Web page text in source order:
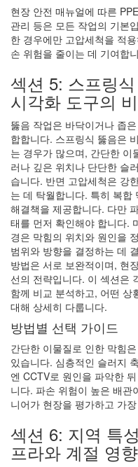
현장 안전 매뉴얼에 따른
관리 등은 모든 작업의 기본
한 경우에만 고압세척을 적
손 위험을 줄이는 데 기여합
섹션 5: 스프링
시각화 도구의
뚫음 작업은 바닥이거나 좁
합합니다. 스프링식 뚫음은
는 경우가 많으며, 간단한 이
러나 깊은 위치나 단단한 슬
습니다. 반면 고압세척은 강
는 데 탁월합니다. 특히 복합
해결책을 제공합니다. 다만
태를 먼저 확인해야 합니다.
경은 막힘의 위치와 원인을
범위와 방향을 결정하는 데
방법은 서로 보완적이며, 현
선의 전략입니다. 이 섹션은
함께 비교 분석하고, 어떤 상
대해 상세히 다룹니다.
방법별 선택 가이드
간단한 이물질로 인한 막힘
있습니다. 심층적인 슬러지
엔 CCTV로 원인을 파악한
니다. 파손 위험이 높은 배관
니어가 현장을 평가하고 가
섹션 6: 지역 특
프라와 계절 영향